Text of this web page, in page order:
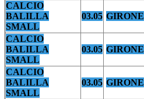
CALCIO
BALILLA
SMALL
03.05 GIRONE
CALCIO
BALILLA
SMALL
03.05 GIRONE
CALCIO
BALILLA
SMALL
03.05 GIRONE